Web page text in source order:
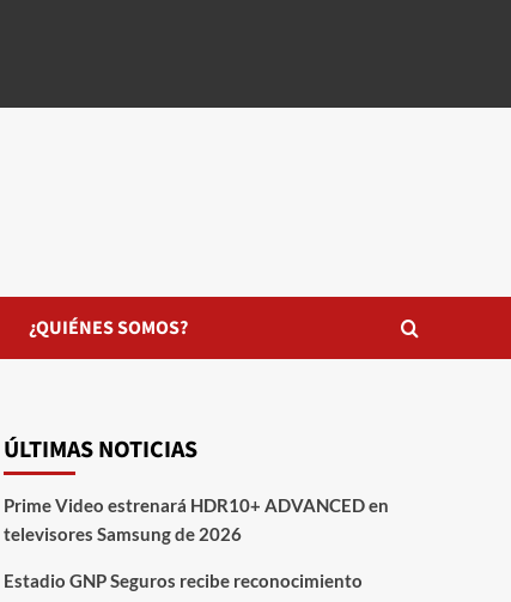
¿QUIÉNES SOMOS?
ÚLTIMAS NOTICIAS
Prime Video estrenará HDR10+ ADVANCED en
televisores Samsung de 2026
Estadio GNP Seguros recibe reconocimiento